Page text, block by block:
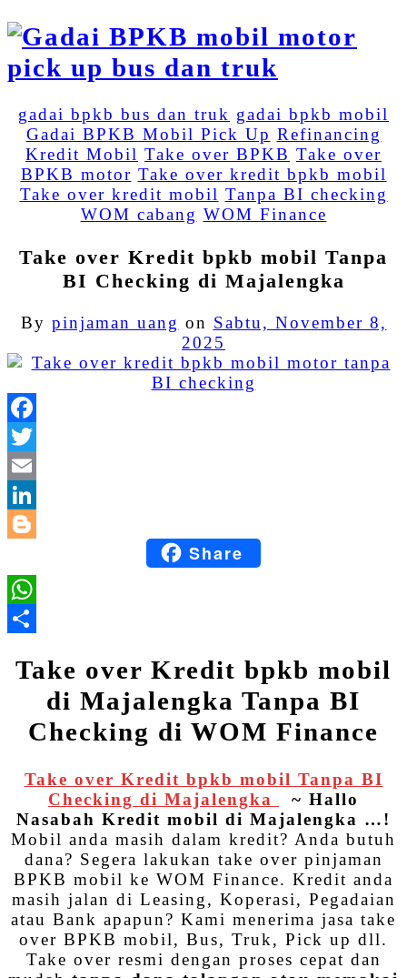
gadai bpkb bus dan truk gadai bpkb mobil
Gadai BPKB Mobil Pick Up Refinancing
Kredit Mobil Take over BPKB Take over
BPKB motor Take over kredit bpkb mobil
Take over kredit mobil Tanpa BI checking
WOM cabang WOM Finance
Take over Kredit bpkb mobil Tanpa
BI Checking di Majalengka
By pinjaman uang on Sabtu, November 8,
2025
BloggerShare
Take over Kredit bpkb mobil
di Majalengka Tanpa BI
Checking di WOM Finance
Take over Kredit bpkb mobil Tanpa BI
Checking di Majalengka
~ Hallo
Nasabah Kredit mobil di Majalengka …!
Mobil anda masih dalam kredit? Anda butuh
dana? Segera lakukan take over pinjaman
BPKB mobil ke WOM Finance. Kredit anda
masih jalan di Leasing, Koperasi, Pegadaian
atau Bank apapun? Kami menerima jasa take
over BPKB mobil, Bus, Truk, Pick up dll.
Take over resmi dengan proses cepat dan